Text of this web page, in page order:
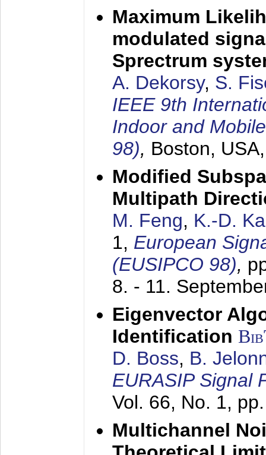
Maximum
modulated
Sprectrum
A. Dekorsy, S.
IEEE 9th
Indoor and
98), Boston,
Modified
Multipath
M. Feng, K.-D.
1, European
(EUSIPCO 98),
8. - 11.
Eigenvector
Identification
D. Boss, B.
EURASIP Signal
Vol. 66, No. 1,
Multichannel